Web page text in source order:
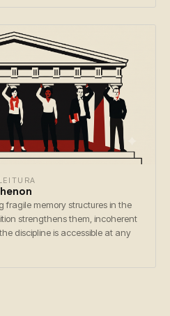
fragile memory structures in the
strengthens them, incoherent
discipline is accessible at any